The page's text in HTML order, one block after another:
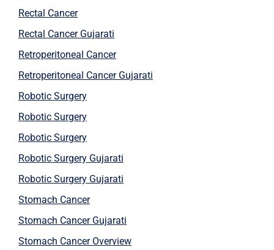
Rectal Cancer
Rectal Cancer Gujarati
Retroperitoneal Cancer
Retroperitoneal Cancer Gujarati
Robotic Surgery
Robotic Surgery
Robotic Surgery
Robotic Surgery Gujarati
Robotic Surgery Gujarati
Stomach Cancer
Stomach Cancer Gujarati
Stomach Cancer Overview